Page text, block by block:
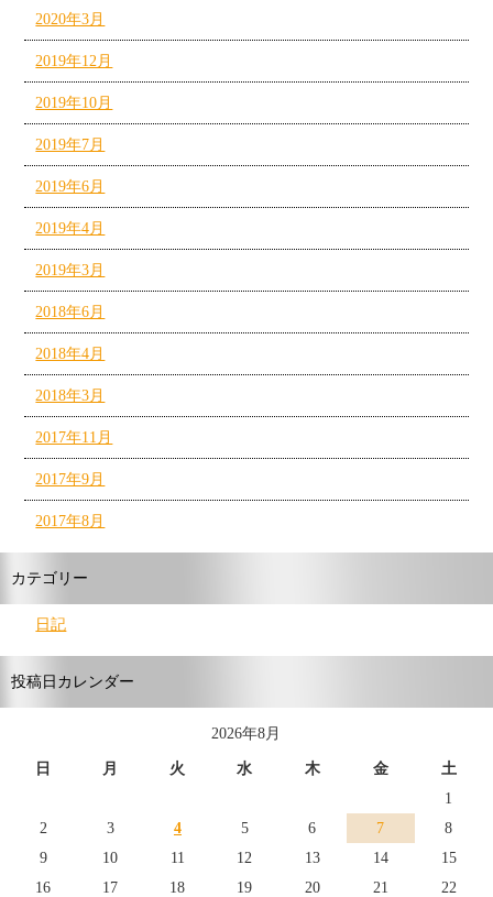
2020年3月
2019年12月
2019年10月
2019年7月
2019年6月
2019年4月
2019年3月
2018年6月
2018年4月
2018年3月
2017年11月
2017年9月
2017年8月
カテゴリー
日記
投稿日カレンダー
2026年8月
日 月 火 水 木 金
土
1
2
3 4 5 6 7
8
9
10 11 12 13 14
15
16
17 18 19 20 21 22